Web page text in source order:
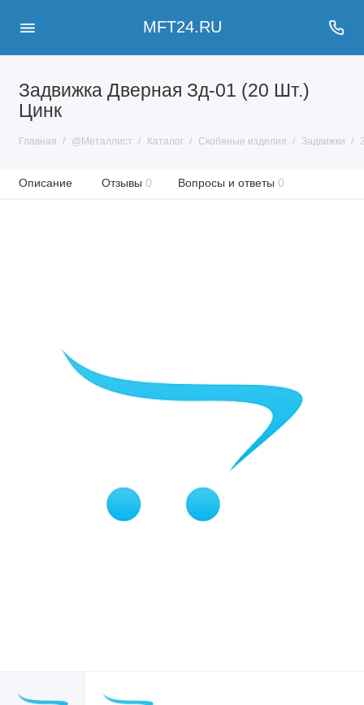
MFT24.RU
Задвижка Дверная Зд-01 (20 Шт.)
Цинк
Главная @Металлист Каталог Скобяные изделия Задвижки
Описание Отзывы 0 Вопросы и ответы 0